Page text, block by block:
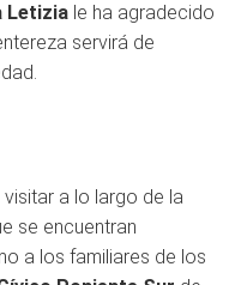
Letizia le ha agradecido
servirá de
a lo largo de la
se encuentran
a los familiares de los